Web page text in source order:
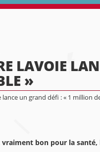
LAVOIE
»
lance un grand défi : « 1 million
bon pour la